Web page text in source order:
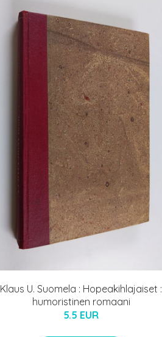
Klaus U. Suomela : Hopeakihlajaiset :
humoristinen romaani
5.5 EUR